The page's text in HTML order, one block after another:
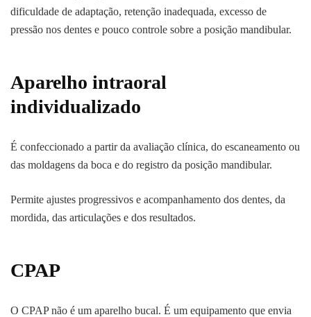
dificuldade de adaptação, retenção inadequada, excesso de
pressão nos dentes e pouco controle sobre a posição mandibular.
Aparelho intraoral
individualizado
É confeccionado a partir da avaliação clínica, do escaneamento ou
das moldagens da boca e do registro da posição mandibular.
Permite ajustes progressivos e acompanhamento dos dentes, da
mordida, das articulações e dos resultados.
CPAP
O CPAP não é um aparelho bucal. É um equipamento que envia